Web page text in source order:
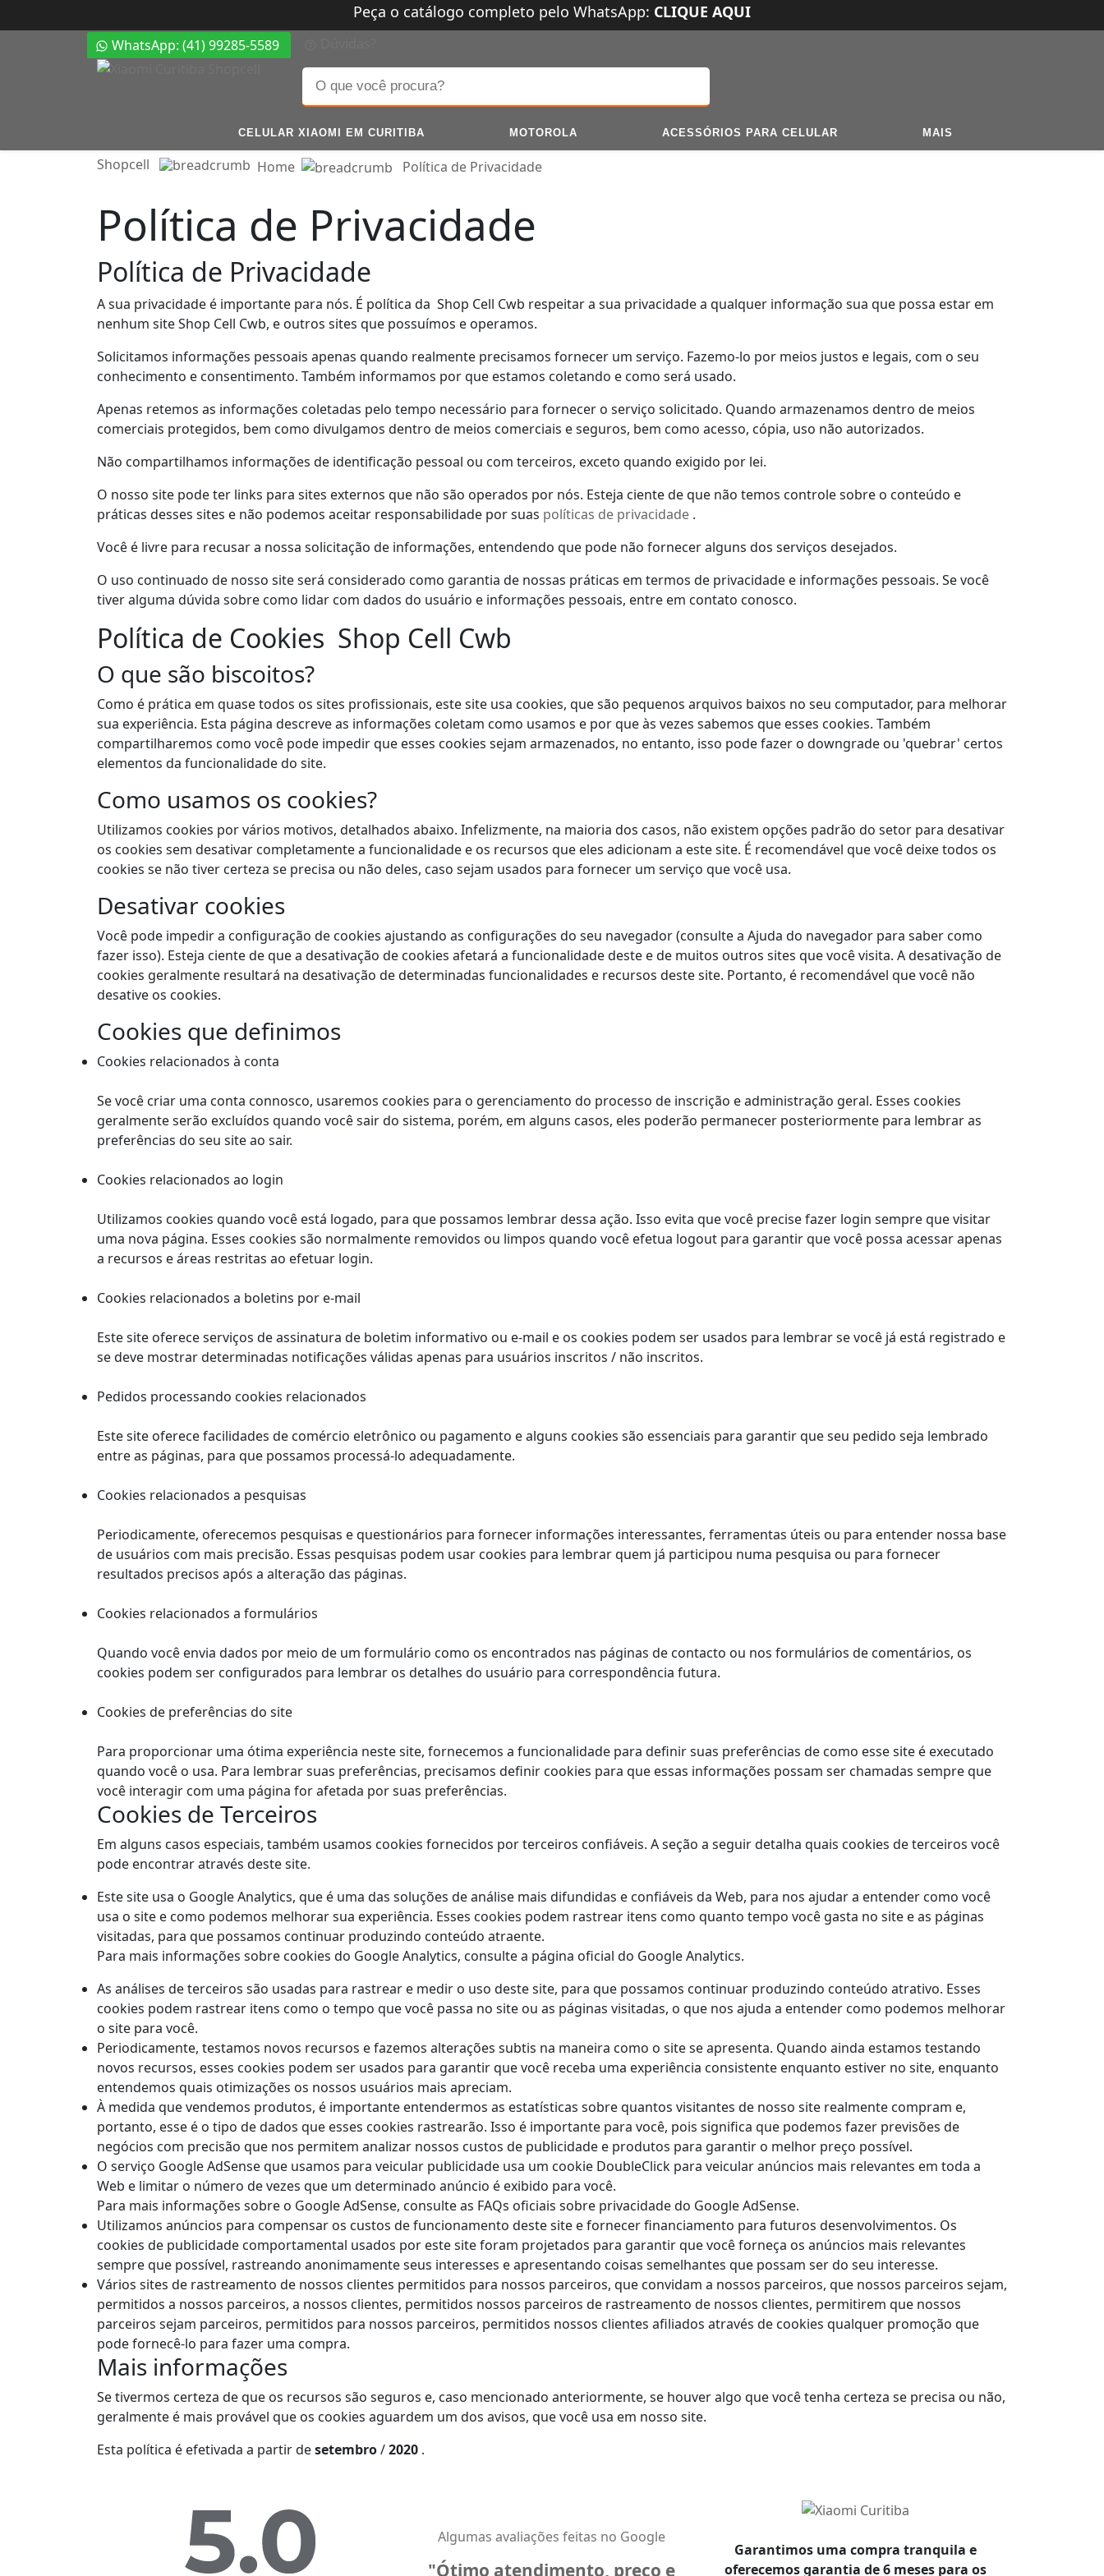
Peça o catálogo completo pelo WhatsApp: CLIQUE AQUI
WhatsApp: (41) 99285-5589
CELULAR XIAOMI EM CURITIBA MOTOROLA ACESSÓRIOS PARA CELULAR MAIS
Shopcell Home Política de Privacidade
Política de Privacidade
Política de Privacidade
A sua privacidade é importante para nós. É política da Shop Cell Cwb respeitar a sua privacidade a qualquer informação sua que possa estar em
nenhum siteShop Cell Cwb, e outros sites que possuímos e operamos.
Solicitamos informações pessoais apenas quando realmente precisamos fornecer um serviço. Fazemo-lo por meios justos e legais, com o seu
conhecimento e consentimento. Também informamos por que estamos coletando e como será usado.
Apenas retemos as informações coletadas pelo tempo necessário para fornecer o serviço solicitado. Quando armazenamos dentro de meios
comerciais protegidos, bem como divulgamos dentro de meios comerciais e seguros, bem como acesso, cópia, uso não autorizados.
Não compartilhamos informações de identificação pessoal ou com terceiros, exceto quando exigido por lei.
O nosso site pode ter links para sites externos que não são operados por nós. Esteja ciente de que não temos controle sobre o conteúdo e
práticas desses sites e não podemos aceitar responsabilidade por suas políticas de privacidade .
Você é livre para recusar a nossa solicitação de informações, entendendo que pode não fornecer alguns dos serviços desejados.
O uso continuado de nosso site será considerado como garantia de nossas práticas em termos de privacidade e informações pessoais. Se você
tiver alguma dúvida sobre como lidar com dados do usuário e informações pessoais, entre em contato conosco.
Política de Cookies Shop Cell Cwb
O que são biscoitos?
Como é prática em quase todos os sites profissionais, este site usa cookies, que são pequenos arquivos baixos no seu computador, para melhorar
sua experiência. Esta página descreve as informações coletam como usamos e por que às vezes sabemos que esses cookies. Também
compartilharemos como você pode impedir que esses cookies sejam armazenados, no entanto, isso pode fazer o downgrade ou 'quebrar' certos
elementos da funcionalidade do site.
Como usamos os cookies?
Utilizamos cookies por vários motivos, detalhados abaixo. Infelizmente, na maioria dos casos, não existem opções padrão do setor para desativar
os cookies sem desativar completamente a funcionalidade e os recursos que eles adicionam a este site. É recomendável que você deixe todos os
cookies se não tiver certeza se precisa ou não deles, caso sejam usados ​​para fornecer um serviço que você usa.
Desativar cookies
Você pode impedir a configuração de cookies ajustando as configurações do seu navegador (consulte a Ajuda do navegador para saber como
fazer isso). Esteja ciente de que a desativação de cookies afetará a funcionalidade deste e de muitos outros sites que você visita. A desativação de
cookies geralmente resultará na desativação de determinadas funcionalidades e recursos deste site. Portanto, é recomendável que você não
desative os cookies.
Cookies que definimos
Cookies relacionados à conta
Se você criar uma conta connosco, usaremos cookies para o gerenciamento do processo de inscrição e administração geral. Esses cookies
geralmente serão excluídos quando você sair do sistema, porém, em alguns casos, eles poderão permanecer posteriormente para lembrar as
preferências do seu site ao sair.
Cookies relacionados ao login
Utilizamos cookies quando você está logado, para que possamos lembrar dessa ação. Isso evita que você precise fazer login sempre que visitar
uma nova página. Esses cookies são normalmente removidos ou limpos quando você efetua logout para garantir que você possa acessar apenas
a recursos e áreas restritas ao efetuar login.
Cookies relacionados a boletins por e-mail
Este site oferece serviços de assinatura de boletim informativo ou e-mail e os cookies podem ser usados ​​para lembrar se você já está registrado e
se deve mostrar determinadas notificações válidas apenas para usuários inscritos / não inscritos.
Pedidos processando cookies relacionados
Este site oferece facilidades de comércio eletrônico ou pagamento e alguns cookies são essenciais para garantir que seu pedido seja lembrado
entre as páginas, para que possamos processá-lo adequadamente.
Cookies relacionados a pesquisas
Periodicamente, oferecemos pesquisas e questionários para fornecer informações interessantes, ferramentas úteis ou para entender nossa base
de usuários com mais precisão. Essas pesquisas podem usar cookies para lembrar quem já participou numa pesquisa ou para fornecer
resultados precisos após a alteração das páginas.
Cookies relacionados a formulários
Quando você envia dados por meio de um formulário como os encontrados nas páginas de contacto ou nos formulários de comentários, os
cookies podem ser configurados para lembrar os detalhes do usuário para correspondência futura.
Cookies de preferências do site
Para proporcionar uma ótima experiência neste site, fornecemos a funcionalidade para definir suas preferências de como esse site é executado
quando você o usa. Para lembrar suas preferências, precisamos definir cookies para que essas informações possam ser chamadas sempre que
você interagir com uma página for afetada por suas preferências.
Cookies de Terceiros
Em alguns casos especiais, também usamos cookies fornecidos por terceiros confiáveis. A seção a seguir detalha quais cookies de terceiros você
pode encontrar através deste site.
Este site usa o Google Analytics, que é uma das soluções de análise mais difundidas e confiáveis ​​da Web, para nos ajudar a entender como você
usa o site e como podemos melhorar sua experiência. Esses cookies podem rastrear itens como quanto tempo você gasta no site e as páginas
visitadas, para que possamos continuar produzindo conteúdo atraente.
Para mais informações sobre cookies do Google Analytics, consulte a página oficial do Google Analytics.
As análises de terceiros são usadas para rastrear e medir o uso deste site, para que possamos continuar produzindo conteúdo atrativo. Esses
cookies podem rastrear itens como o tempo que você passa no site ou as páginas visitadas, o que nos ajuda a entender como podemos melhorar
o site para você.
Periodicamente, testamos novos recursos e fazemos alterações subtis na maneira como o site se apresenta. Quando ainda estamos testando
novos recursos, esses cookies podem ser usados ​​para garantir que você receba uma experiência consistente enquanto estiver no site, enquanto
entendemos quais otimizações os nossos usuários mais apreciam.
À medida que vendemos produtos, é importante entendermos as estatísticas sobre quantos visitantes de nosso site realmente compram e,
portanto, esse é o tipo de dados que esses cookies rastrearão. Isso é importante para você, pois significa que podemos fazer previsões de
negócios com precisão que nos permitem analizar nossos custos de publicidade e produtos para garantir o melhor preço possível.
O serviço Google AdSense que usamos para veicular publicidade usa um cookie DoubleClick para veicular anúncios mais relevantes em toda a
Web e limitar o número de vezes que um determinado anúncio é exibido para você.
Para mais informações sobre o Google AdSense, consulte as FAQs oficiais sobre privacidade do Google AdSense.
Utilizamos anúncios para compensar os custos de funcionamento deste site e fornecer financiamento para futuros desenvolvimentos. Os
cookies de publicidade comportamental usados ​​por este site foram projetados para garantir que você forneça os anúncios mais relevantes
sempre que possível, rastreando anonimamente seus interesses e apresentando coisas semelhantes que possam ser do seu interesse.
Vários sites de rastreamento de nossos clientes permitidos para nossos parceiros, que convidam a nossos parceiros, que nossos parceiros sejam,
permitidos a nossos parceiros, a nossos clientes, permitidos nossos parceiros de rastreamento de nossos clientes, permitirem que nossos
parceiros sejam parceiros, permitidos para nossos parceiros, permitidos nossos clientes afiliados através de cookies qualquer promoção que
pode fornecê-lo para fazer uma compra.
Mais informações
Se tivermos certeza de que os recursos são seguros e, caso mencionado anteriormente, se houver algo que você tenha certeza se precisa ou não,
geralmente é mais provável que os cookies aguardem um dos avisos, que você usa em nosso site.
Esta política é efetivada a partir desetembro/2020 .
Algumas avaliações feitas no Google
Ótimo atendimento, preço e
Gostei! ótimo espaço,comprei um
Garantimos uma compra tranquila e
oferecemos garantia de 6 meses para os